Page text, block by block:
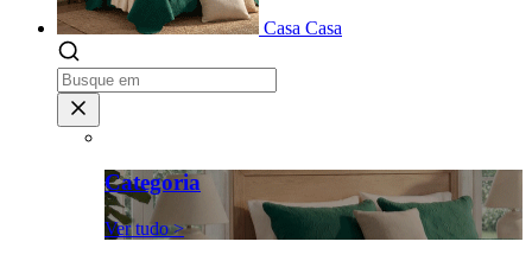
Casa Casa
Categoria
Ver tudo >